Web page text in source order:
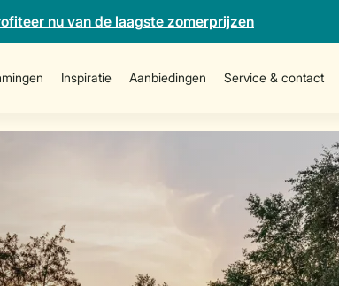
nu van de laagste zomerprijzen
Inspiratie Aanbiedingen Service & contact